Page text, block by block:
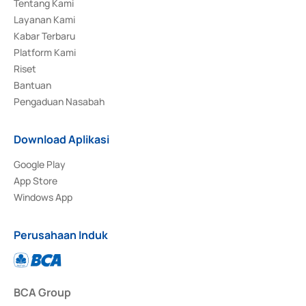
Tentang Kami
Layanan Kami
Kabar Terbaru
Platform Kami
Riset
Bantuan
Pengaduan Nasabah
Download Aplikasi
Google Play
App Store
Windows App
Perusahaan Induk
BCA Group